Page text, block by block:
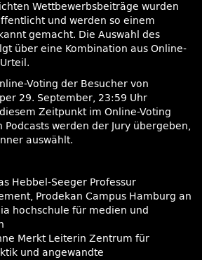
Wettbewerbsbeiträge wurden
und werden so einem
gemacht. Die Auswahl des
über eine Kombination aus Online-
Voting der Besucher von
29. September, 23:59 Uhr
Zeitpunkt im Online-Voting
Podcasts werden der Jury übergeben,
auswählt.
Hebbel-Seeger Professur
Prodekan Campus Hamburg an
hochschule für medien und
Merkt Leiterin Zentrum für
und angewandte